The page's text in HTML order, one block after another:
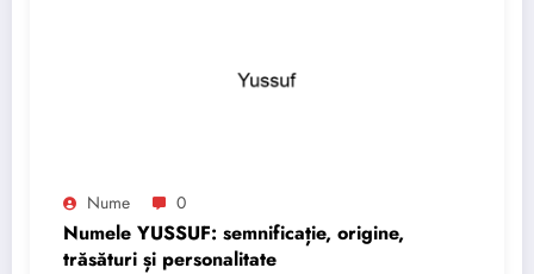
Nume 0
Numele YUSSUF: semnificație, origine,
trăsături și personalitate